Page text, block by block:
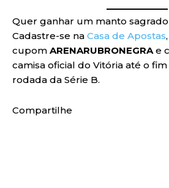
Quer ganhar um manto
Cadastre-se na Casa de Apostas
cupom ARENARUBRONEGRAe
camisa oficial do Vitória até o
rodada da Série B.
Compartilhe